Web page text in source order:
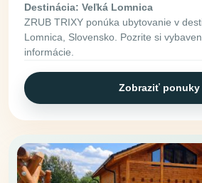
Destinácia: Veľká Lomnica
ZRUB TRIXY ponúka ubytovanie v
Lomnica, Slovensko. Pozrite si
informácie.
Zobraziť ponuky